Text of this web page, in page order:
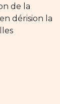
de la
dérision la